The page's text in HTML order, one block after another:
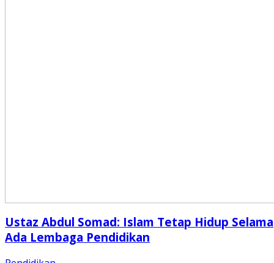
Ustaz Abdul Somad: Islam Tetap Hidup Selama
Ada Lembaga Pendidikan